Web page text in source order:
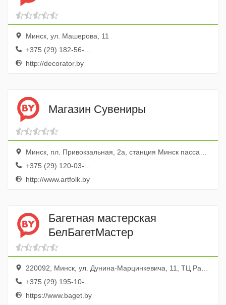
Минск, ул. Машерова, 11
+375 (29) 182-56-...
http://decorator.by
Магазин Сувениры
Минск, пл. Привокзальная, 2а, станция Минск пассажирский, зал ожидания, эт. 3
+375 (29) 120-03-...
http://www.artfolk.by
Багетная мастерская
БелБагетМастер
220092, Минск, ул. Дунина-Марцинкевича, 11, ТЦ Раковский кирмаш
+375 (29) 195-10-...
https://www.baget.by